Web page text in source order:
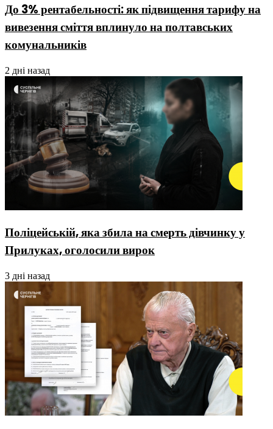
До 3% рентабельності: як підвищення тарифу на
вивезення сміття вплинуло на полтавських
комунальників
2 дні назад
Поліцейській, яка збила на смерть дівчинку у
Прилуках, оголосили вирок
3 дні назад